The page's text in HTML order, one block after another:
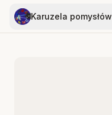
Karuzela pomysłów